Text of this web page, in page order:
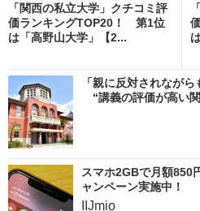
「関西の私立大学」クチコミ評
価ランキングTOP20！ 第1位
は「高野山大学」【2...
「親に反対されなが
“講義の評価が高い
スマホ2GBで月額850
ャンペーン実施中！
IIJmio